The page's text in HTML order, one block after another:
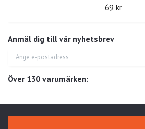
Anmäl dig till vår nyhetsbrev
Över 130 varumärken:
69 kr